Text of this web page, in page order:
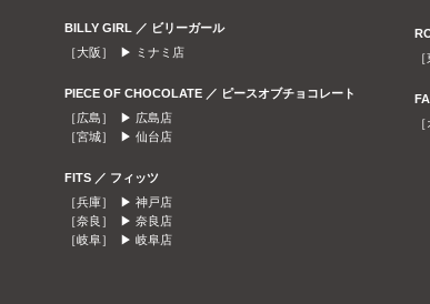
BILLY GIRL ／ ビリーガール
［大阪］ ▶
ミナミ店
PIECE OF CHOCOLATE ／ ピースオブチョコレート
［広島］ ▶ 広島店
［宮城］ ▶ 仙台店
FITS ／ フィッツ
［兵庫］ ▶ 神戸店
［奈良］ ▶ 奈良店
［岐阜］ ▶ 岐阜店